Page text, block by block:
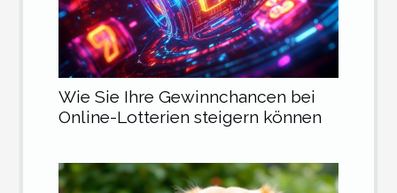
Wie Sie Ihre Gewinnchancen bei
Online-Lotterien steigern können